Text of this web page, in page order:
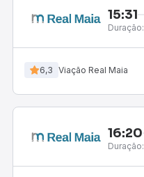
15:31
Duração:
6,3 Viação Real Maia
16:20
Duração: